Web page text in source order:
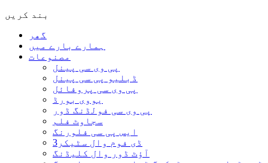
بند کریں
گھر
ہمارے بارے میں
مصنوعات
پی وی سی پینل
ڈبلیو پی سی پینل
پی وی سی پروفائل
یووی بورڈ
پی وی سی فولڈنگ ڈور
سجاوٹ فلم
ایس پی سی فلورنگ
3ڈی فوم وال سٹیکر
آؤٹ ڈور وال کلیڈنگ